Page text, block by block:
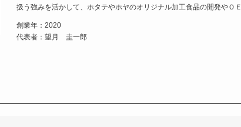
扱う強みを活かして、ホタテやホヤのオリジナル加工食品の開発やＯ
創業年：2020
代表者：望月 圭一郎